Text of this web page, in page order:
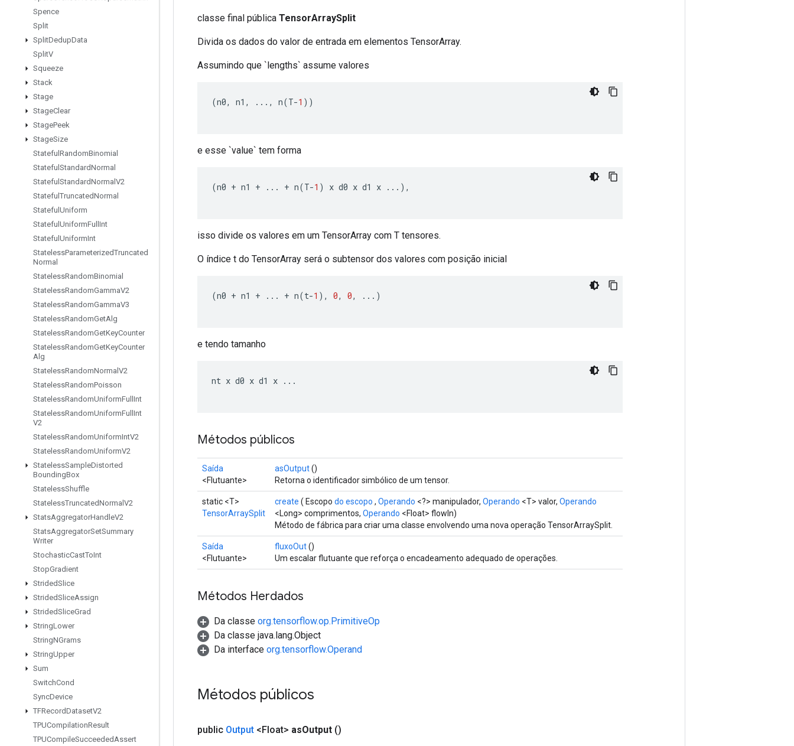
Spence
Split
SplitDedupData
SplitV
Squeeze
Stack
Stage
StageClear
StagePeek
StageSize
Stateful RandomBinomial
Stateful StandardNormal
Stateful StandardNormal V2
Stateful TruncatedNormal
Stateful Uniform
Stateful UniformFull Int
Stateful UniformInt
StatelessParameterizedTruncated
Normal
StatelessRandomBinomial
StatelessRandomGammaV2
StatelessRandomGammaV3
StatelessRandomGetAlg
StatelessRandomGetKeyCounter
StatelessRandomGetKeyCounter
Alg
StatelessRandomNormal V2
StatelessRandomPoisson
StatelessRandomUniformFull Int
StatelessRandomUniformFull Int
V2
StatelessRandomUniformIntV2
StatelessRandomUniformV2
StatelessSampleDistorted
BoundingBox
StatelessShuffle
StatelessTruncatedNormal V2
StatsAggregatorHandleV2
StatsAggregatorSetSummary
Writer
StochasticCastToInt
StopGradient
StridedSlice
StridedSliceAssign
StridedSliceGrad
StringLower
StringNGrams
StringUpper
Sum
SwitchCond
SyncDevice
TFRecordDatasetV2
TPUCompilationResult
TPUCompileSucceededAssert
classe final pública TensorArraySplit
Divida os dados do valor de entrada em elementos TensorArray.
Assumindo que `lengths` assume valores
(n0, n1 , ..., n(T-1 ))
e esse `value` tem forma
(n0 + n1 + ... + n(T-1 ) x d0 x d1 x ...),
isso divide os valores em um TensorArray com T tensores.
O índice t do TensorArray será o subtensor dos valores com posição inicial
(n0 + n1 + ... + n(t-1 ), 0, 0, ...)
e tendo tamanho
nt x d0 x d1 x ...
Métodos públicos
Saída
<Flutuante>
asOutput()
Retorna o identificador simbólico de um tensor.
static <T>
TensorArraySplit
create ( Escopo do escopo , Operando <?> manipulador, Operando <T> valor, Operando
<Long> comprimentos, Operando <Float> flowIn)
Método de fábrica para criar uma classe envolvendo uma nova operação TensorArraySplit.
Saída
<Flutuante>
fluxoOut()
Um escalar flutuante que reforça o encadeamento adequado de operações.
Métodos Herdados
Da classe org.tensorflow.op.PrimitiveOp
Da classe java.lang.Object
Da interface org.tensorflow.Operand
Métodos públicos
public Output <Float> asOutput ()